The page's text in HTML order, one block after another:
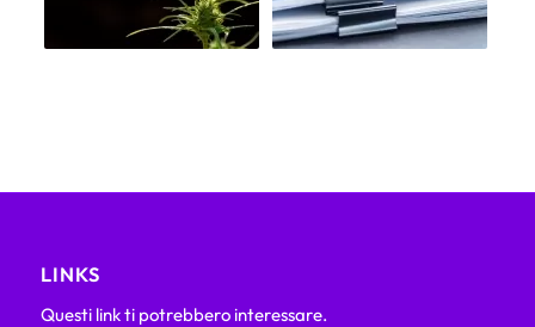
LINKS
Questi link ti potrebbero interessare.